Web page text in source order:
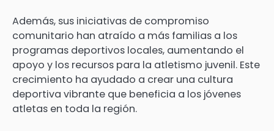
Además, sus iniciativas de compromiso
comunitario han atraído a más familias a los
programas deportivos locales, aumentando el
apoyo y los recursos para la atletismo juvenil. Este
crecimiento ha ayudado a crear una cultura
deportiva vibrante que beneficia a los jóvenes
atletas en toda la región.